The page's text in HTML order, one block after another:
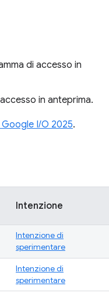
di accesso in
in anteprima.
I/O 2025.
Intenzione
Intenzione di
sperimentare
Intenzione di
sperimentare